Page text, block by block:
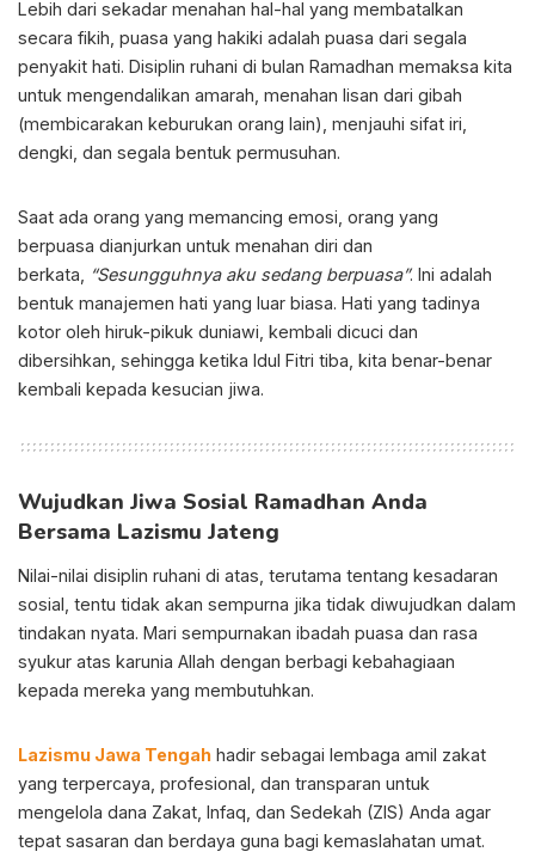
Lebih dari sekadar menahan hal-hal yang membatalkan
secara fikih, puasa yang hakiki adalah puasa dari segala
penyakit hati. Disiplin ruhani di bulan Ramadhan memaksa kita
untuk mengendalikan amarah, menahan lisan dari gibah
(membicarakan keburukan orang lain), menjauhi sifat iri,
dengki, dan segala bentuk permusuhan.
Saat ada orang yang memancing emosi, orang yang
berpuasa dianjurkan untuk menahan diri dan
berkata,
“Sesungguhnya aku sedang berpuasa”. Ini adalah
bentuk manajemen hati yang luar biasa. Hati yang tadinya
kotor oleh hiruk-pikuk duniawi, kembali dicuci dan
dibersihkan, sehingga ketika Idul Fitri tiba, kita benar-benar
kembali kepada kesucian jiwa.
Wujudkan Jiwa Sosial Ramadhan Anda
Bersama Lazismu Jateng
Nilai-nilai disiplin ruhani di atas, terutama tentang kesadaran
sosial, tentu tidak akan sempurna jika tidak diwujudkan dalam
tindakan nyata. Mari sempurnakan ibadah puasa dan rasa
syukur atas karunia Allah dengan berbagi kebahagiaan
kepada mereka yang membutuhkan.
Lazismu Jawa Tengah hadir sebagai lembaga amil zakat
yang terpercaya, profesional, dan transparan untuk
mengelola dana Zakat, Infaq, dan Sedekah (ZIS) Anda agar
tepat sasaran dan berdaya guna bagi kemaslahatan umat.